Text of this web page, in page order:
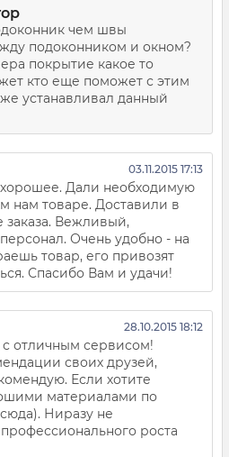
чем швы
подоконником и окном?
покрытие какое то
кто еще поможет с этим
устанавливал данный
03.11.2015 17:13
Дали необходимую
товаре. Доставили в
заказа. Вежливый,
Очень удобно - на
товар, его привозят
Спасибо Вам и удачи!
28.10.2015 18:12
отличным сервисом!
своих друзей,
Если хотите
материалами по
Ниразу не
роста